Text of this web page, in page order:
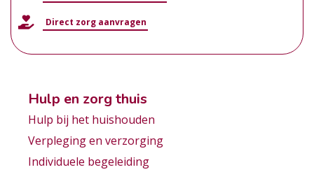
Direct zorg aanvragen
Hulp en zorg thuis
Hulp bij het huishouden
Verpleging en verzorging
Individuele begeleiding